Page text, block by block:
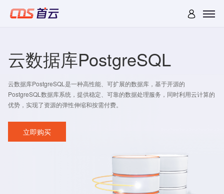
云数据库PostgreSQL
云数据库PostgreSQL是一种高性能、可扩展的数据库，基于开源的
PostgreSQL数据库系统，提供稳定、可靠的数据处理服务，同时利用云计算的
优势，实现了资源的弹性伸缩和按需付费。
立即购买